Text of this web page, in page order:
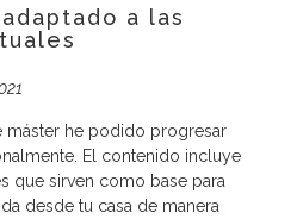
a las
máster he podido progresar
El contenido incluye
que sirven como base para
desde tu casa de manera